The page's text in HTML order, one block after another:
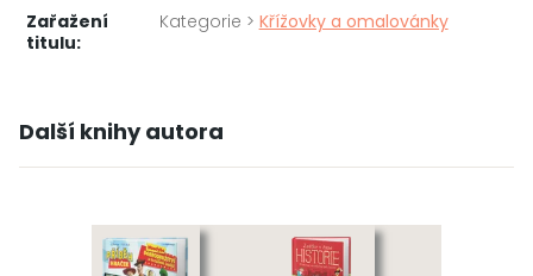
Zařažení
titulu:
Kategorie > Křížovky a omalovánky
Další knihy autora